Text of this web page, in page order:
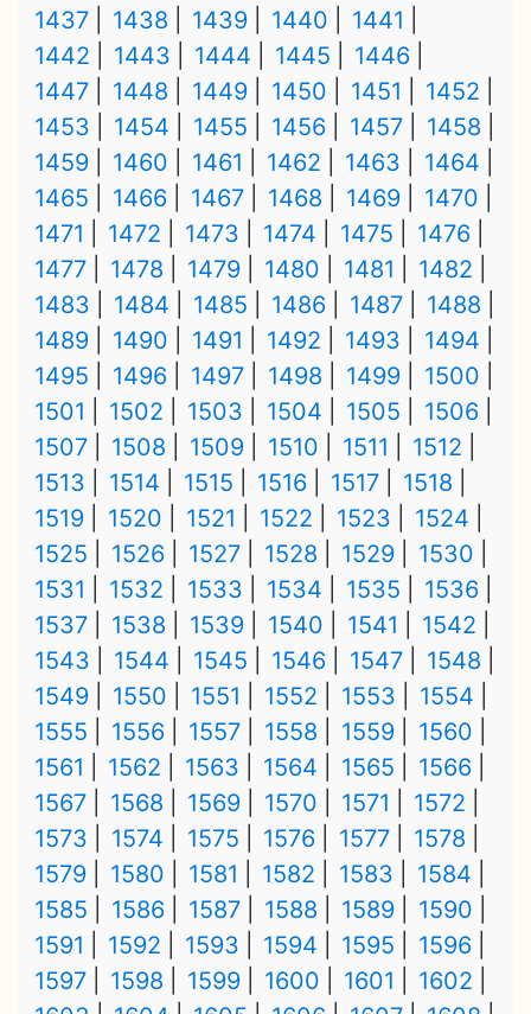
1437
1438 1439 1440
1441
1442
1443 1444 1445
1446
1447
1448 1449 1450 1451
1452
1453
1454 1455 1456 1457
1458
1459
1460 1461 1462 1463
1464
1465
1466 1467 1468 1469
1470
1471
1472 1473 1474 1475
1476
1477
1478 1479 1480 1481
1482
1483
1484 1485 1486 1487
1488
1489
1490 1491 1492 1493
1494
1495
1496 1497 1498 1499
1500
1501
1502 1503 1504 1505
1506
1507
1508 1509 1510 1511
1512
1513
1514 1515 1516 1517
1518
1519
1520 1521 1522 1523
1524
1525
1526 1527 1528 1529
1530
1531
1532 1533 1534 1535
1536
1537
1538 1539 1540 1541
1542
1543
1544 1545 1546 1547
1548
1549
1550 1551 1552 1553
1554
1555
1556 1557 1558 1559
1560
1561
1562 1563 1564 1565
1566
1567
1568 1569 1570 1571
1572
1573
1574 1575 1576 1577
1578
1579
1580 1581 1582 1583
1584
1585
1586 1587 1588 1589
1590
1591
1592 1593 1594 1595
1596
1597
1598 1599 1600 1601
1602